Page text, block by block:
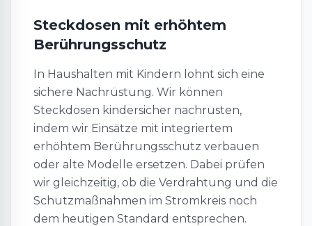
Steckdosen mit erhöhtem
Berührungsschutz
In Haushalten mit Kindern lohnt sich eine
sichere Nachrüstung. Wir können
Steckdosen kindersicher nachrüsten,
indem wir Einsätze mit integriertem
erhöhtem Berührungsschutz verbauen
oder alte Modelle ersetzen. Dabei prüfen
wir gleichzeitig, ob die Verdrahtung und die
Schutzmaßnahmen im Stromkreis noch
dem heutigen Standard entsprechen.